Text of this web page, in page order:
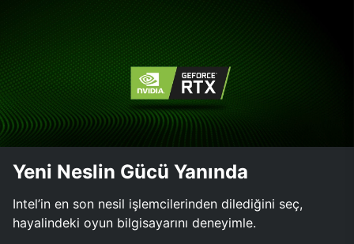
Yeni Neslin Gücü Yanında
Intel’in en son nesil işlemcilerinden dilediğini seç,
hayalindeki oyun bilgisayarını deneyimle.